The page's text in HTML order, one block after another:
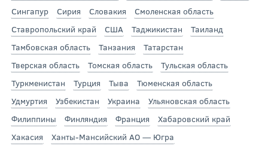
Сингапур
Сирия Словакия
Смоленская область
Ставропольский край
США Таджикистан
Таиланд
Тамбовская область
Танзания
Татарстан
Тверская область
Томская область
Тульская область
Туркменистан
Турция Тыва
Тюменская область
Удмуртия
Узбекистан Украина
Ульяновская область
Филиппины
Финляндия Франция
Хабаровский край
Хакасия
Ханты-Мансийский АО — Югра